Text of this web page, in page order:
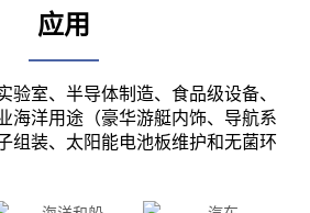
应用